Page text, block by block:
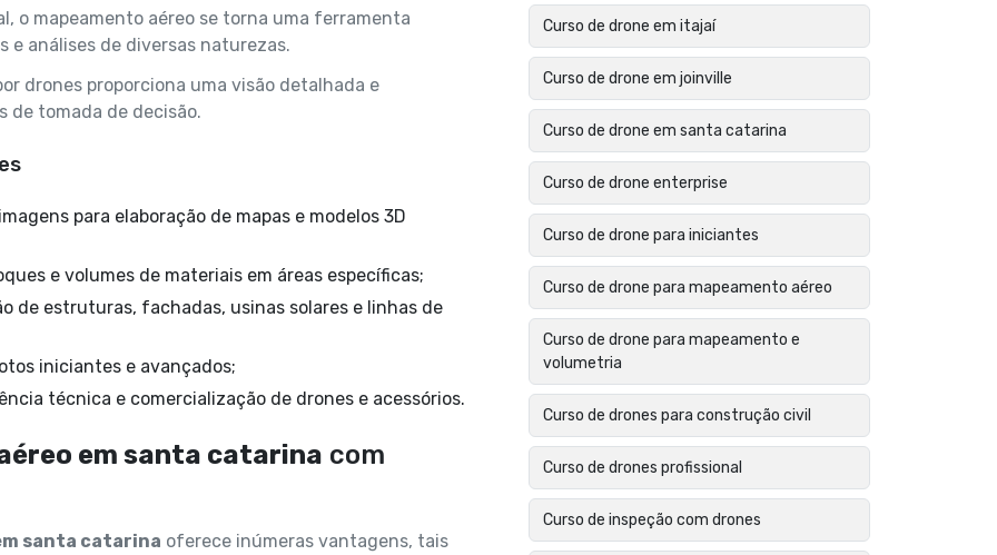
o mapeamento aéreo se torna uma ferramenta
e análises de diversas naturezas.
drones proporciona uma visão detalhada e
de tomada de decisão.
e volumes de materiais em áreas específicas;
iniciantes e avançados;
técnica e comercialização de drones e acessórios.
em santa catarina com
santa catarina oferece inúmeras vantagens, tais
Curso de drone em itajaí
Curso de drone em joinville
Curso de drone em santa catarina
Curso de drone enterprise
Curso de drone para iniciantes
Curso de drone para mapeamento aéreo
Curso de drone para mapeamento e
volumetria
Curso de drones para construção civil
Curso de drones profissional
Curso de inspeção com drones